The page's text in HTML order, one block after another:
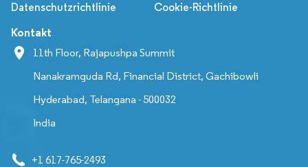
Datenschutzrichtlinie Cookie-Richtlinie
Kontakt
11th Floor, Rajapushpa Summit
Nanakramguda Rd, Financial District, Gachibowli
Hyderabad, Telangana - 500032
India
+1 617-765-2493